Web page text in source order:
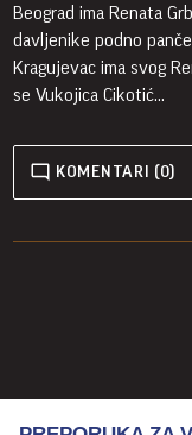
Beograd ima Renata
davljenike podno
Kragujevac ima svog
se Vukojica Cikotić...
KOMENTARI (0)